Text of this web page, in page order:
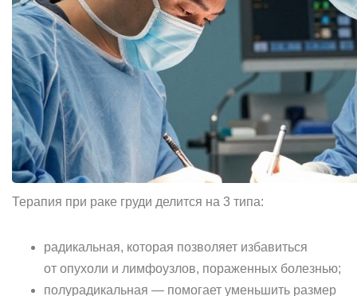
Терапия при раке груди делится на 3 типа:
радикальная, которая позволяет избавиться
от опухоли и лимфоузлов, пораженных болезнью;
полурадикальная — помогает уменьшить размер